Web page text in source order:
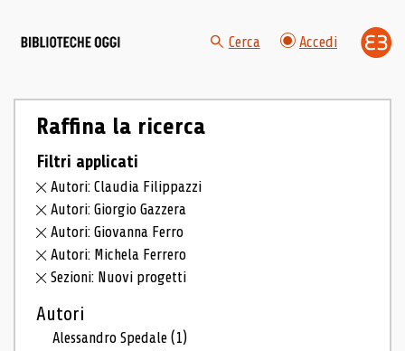
Cerca Accedi
Raffina la ricerca
Filtri applicati
Autori: Claudia Filippazzi
Autori: Giorgio Gazzera
Autori: Giovanna Ferro
Autori: Michela Ferrero
Sezioni: Nuovi progetti
Autori
Alessandro Spedale(1)